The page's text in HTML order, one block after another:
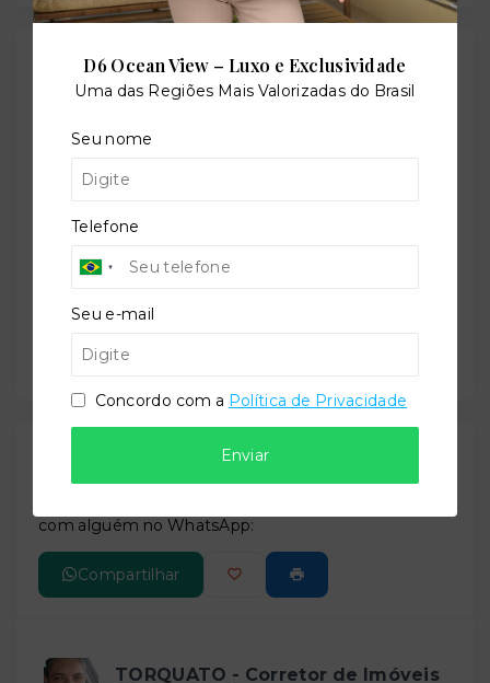
Localização
Rua Fernando Cortez, 222 - Cristo Redentor - Porto
Alegre/RS- 91350-270
−
Gostou do imóvel?
com alguém no WhatsApp:
Compartilhar
TORQUATO - Corretor de Imóveis
D6 Ocean View – Luxo e Exclusividade
Uma das Regiões Mais Valorizadas do Brasil
Seu nome
Telefone
Seu e-mail
Concordo com a Política de Privacidade
Enviar